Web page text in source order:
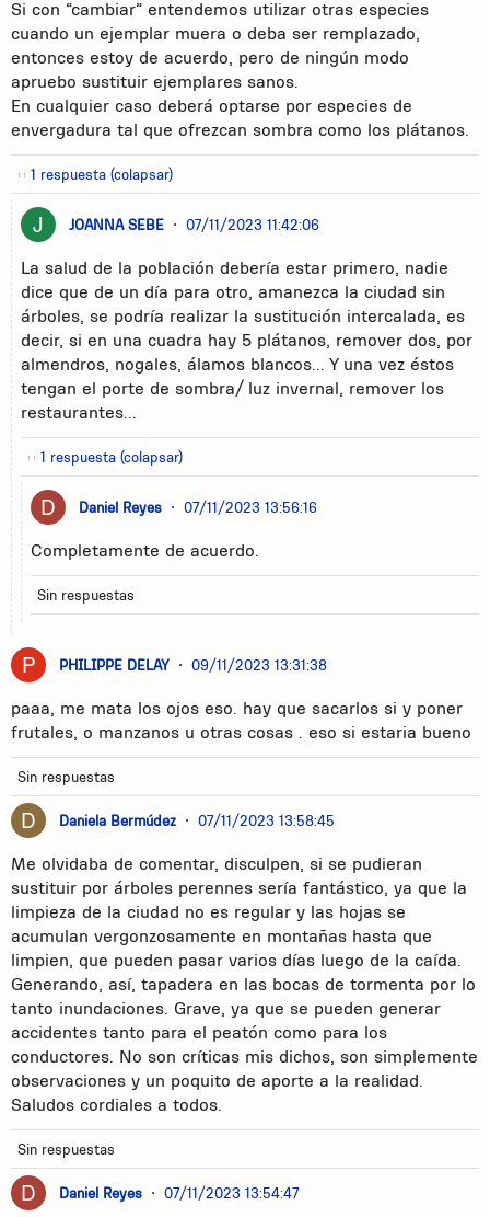
Si con “cambiar” entendemos utilizar otras especies
cuando un ejemplar muera o deba ser remplazado,
entonces estoy de acuerdo, pero de ningún modo
apruebo sustituir ejemplares sanos.
En cualquier caso deberá optarse por especies de
envergadura tal que ofrezcan sombra como los plátanos.
1 respuesta (colapsar)
JOANNA SEBE • 07/11/2023 11:42:06
La salud de la población debería estar primero, nadie
dice que de un día para otro, amanezca la ciudad sin
árboles, se podría realizar la sustitución intercalada, es
decir, si en una cuadra hay 5 plátanos, remover dos, por
almendros, nogales, álamos blancos... Y una vez éstos
tengan el porte de sombra/ luz invernal, remover los
restaurantes...
1 respuesta (colapsar)
Daniel Reyes • 07/11/2023 13:56:16
Completamente de acuerdo.
Sin respuestas
PHILIPPE DELAY • 09/11/2023 13:31:38
paaa, me mata los ojos eso. hay que sacarlos si y poner
frutales, o manzanos u otras cosas . eso si estaria bueno
Sin respuestas
Daniela Bermúdez • 07/11/2023 13:58:45
Me olvidaba de comentar, disculpen, si se pudieran
sustituir por árboles perennes sería fantástico, ya que la
limpieza de la ciudad no es regular y las hojas se
acumulan vergonzosamente en montañas hasta que
limpien, que pueden pasar varios días luego de la caída.
Generando, así, tapadera en las bocas de tormenta por lo
tanto inundaciones. Grave, ya que se pueden generar
accidentes tanto para el peatón como para los
conductores. No son críticas mis dichos, son simplemente
observaciones y un poquito de aporte a la realidad.
Saludos cordiales a todos.
Sin respuestas
Daniel Reyes • 07/11/2023 13:54:47